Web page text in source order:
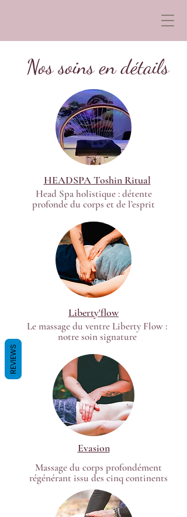
Nos soins en détails
HEADSPA Toshin Ritual
Head Spa holistique : détente
profonde du corps et de l’esprit
Liberty'flow
Le massage du ventre Liberty Flow :
notre soin signature
Evasion
Massage du corps profondément
régénérant issu des cinq continents
REVIEWS